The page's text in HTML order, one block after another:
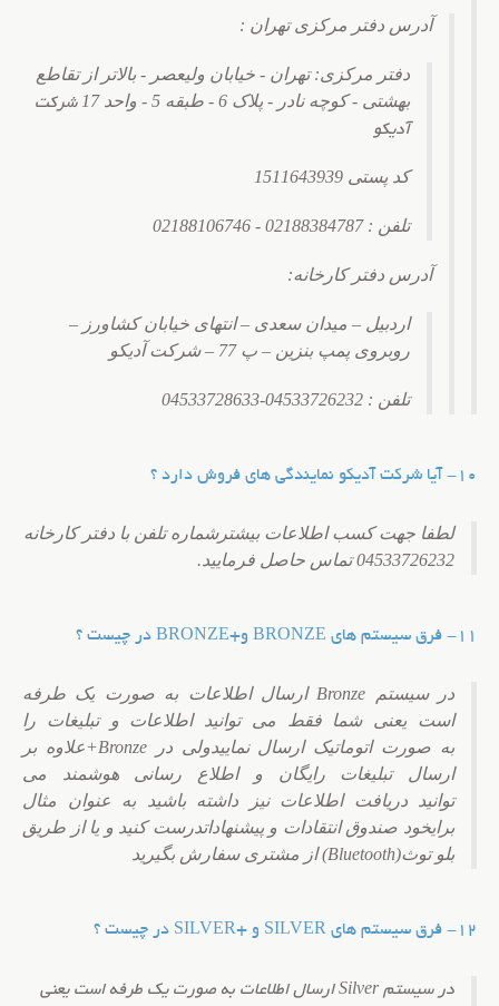
آدرس دفتر مرکزی تهران :
دفتر مرکزی: تهران - خیابان ولیعصر - بالاتر از تقاطع
بهشتی - کوچه نادر - پلاک 6 - طبقه 5 - واحد 17
شرکت
آدیکو
کد پستی 1511643939
تلفن : 02188384787 - 02188106746
آدرس دفتر کارخانه:
اردبیل – میدان سعدی – انتهای خیابان کشاورز –
روبروی پمپ بنزین – پ 77 – شرکت آدیکو
تلفن : 04533726232-04533728633
10- آیا شرکت آدیکو نمایندگی های فروش دارد ؟
لطفا جهت کسب اطلاعات بیشترشماره تلفن با دفتر کارخانه
04533726232 تماس حاصل فرمایید.
11- فرق سیستم های BRONZE و+BRONZE در چیست ؟
در سیستم Bronze ارسال اطلاعات به صورت یک طرفه
است یعنی شما فقط می توانید اطلاعات و تبلیغات را
به صورت اتوماتیک ارسال نماییدولی در Bronze+
علاوه بر
ارسال تبلیغات رایگان و اطلاع رسانی هوشمند می
توانید دریافت اطلاعات نیز داشته باشید به عنوان مثال
برایخود صندوق انتقادات و پیشنهاداتدرست کنید و یا از طریق
بلو توث(Bluetooth) از مشتری سفارش بگیرید
12- فرق سیستم های SILVER و +SILVER در چیست ؟
در سیستم Silver ارسال اطلاعات به صورت یک طرفه است یعنی